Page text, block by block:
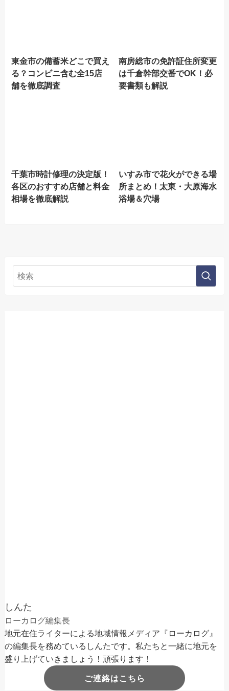
東金市の備蓄米どこで買え
る？コンビニ含む全15店
舗を徹底調査
南房総市の免許証住所変更
は千倉幹部交番でOK！必
要書類も解説
千葉市時計修理の決定版！
各区のおすすめ店舗と料金
相場を徹底解説
いすみ市で花火ができる場
所まとめ！太東・大原海水
浴場＆穴場
しんた
ローカログ編集長
地元在住ライターによる地域情報メディア『ローカログ』
の編集長を務めているしんたです。私たちと一緒に地元を
盛り上げていきましょう！頑張ります！
ご連絡はこちら